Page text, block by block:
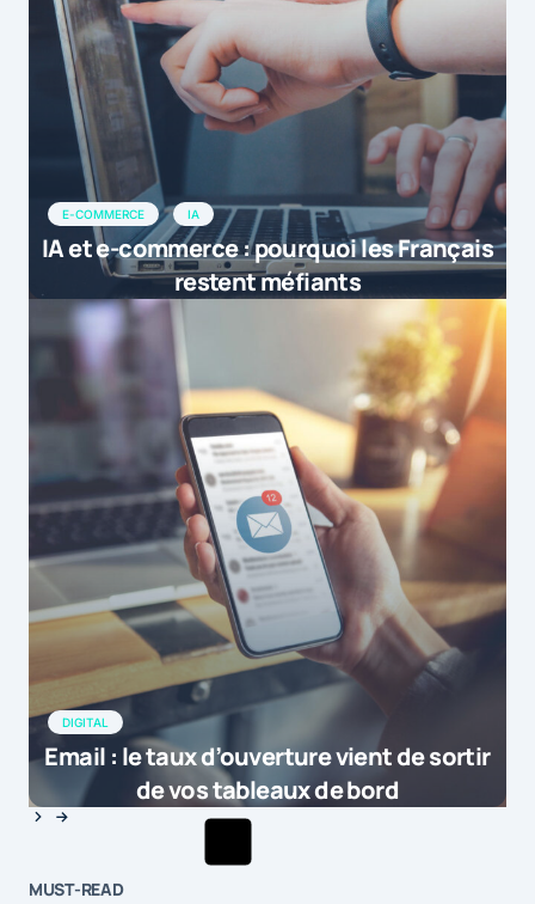
E-COMMERCE IA
IA et e-commerce : pourquoi les Français
restent méfiants
DIGITAL
Email : le taux d’ouverture vient de sortir
de vos tableaux de bord
MUST-READ